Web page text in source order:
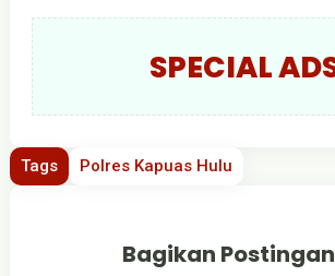
SPECIAL
Tags Polres Kapuas Hulu
Bagikan